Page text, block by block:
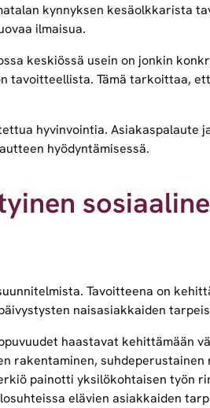
kynnyksen kesäolkkarista
ilmaisua.
keskiössä usein on jonkin
tavoitteellista. Tämä tarkoittaa,
hyvinvointia. Asiakaspalaute
hyödyntämisessä.
Tavoitteena on
naisasiakkaiden
haastavat kehittämään
rakentaminen, suhdeperustainen
painotti yksilökohtaisen työn
elävien asiakkaiden